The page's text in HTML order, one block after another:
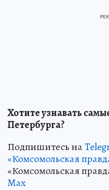
Хотите узнавать
Петербурга?
Подпишитесь на
«Комсомольская
«Комсомольская
Max